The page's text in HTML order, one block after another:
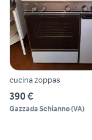
cucina zoppas
390 €
Gazzada Schianno(VA)